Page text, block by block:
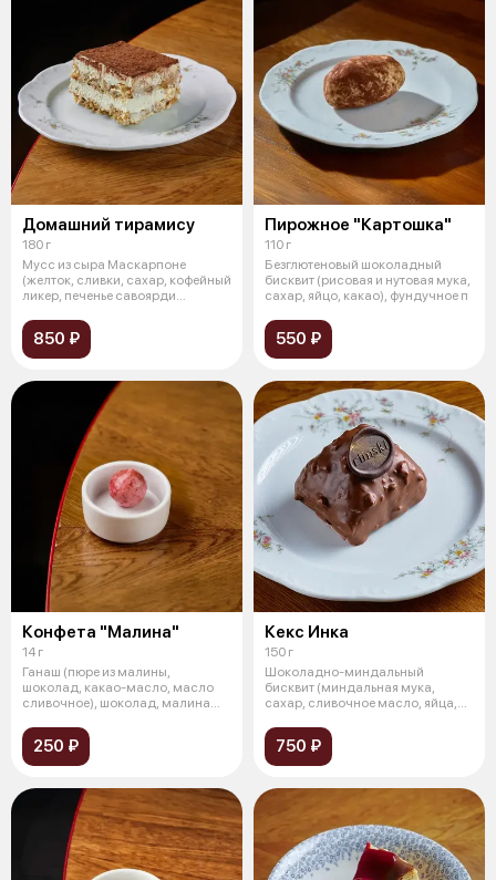
Домашний тирамису
180 г
Мусс из сыра Маскарпоне
(желток, сливки, сахар, кофейный
ликер, печенье савоярди
850 ₽
Пирожное "Картошка"
110 г
Безглютеновый шоколадный
бисквит (рисовая и нутовая мука,
сахар, яйцо, какао), фундучное п
550 ₽
Конфета "Малина"
14 г
Ганаш (пюре из малины,
шоколад, какао-масло, масло
сливочное), шоколад, малина
250 ₽
Кекс Инка
150 г
Шоколадно-миндальный
бисквит (миндальная мука,
сахар, сливочное масло, яйца,
750 ₽